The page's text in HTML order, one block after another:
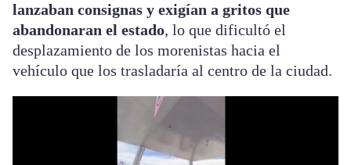
lanzaban consignas y exigían a gritos que
abandonaran el estado, lo que dificultó el
desplazamiento de los morenistas hacia el
vehículo que los trasladaría al centro de la ciudad.